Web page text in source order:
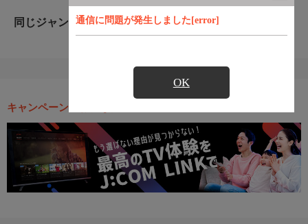
通信に問題が発生しました[error]
OK
同じジャンルのおすすめ番組
キャンペーン・お得な情報